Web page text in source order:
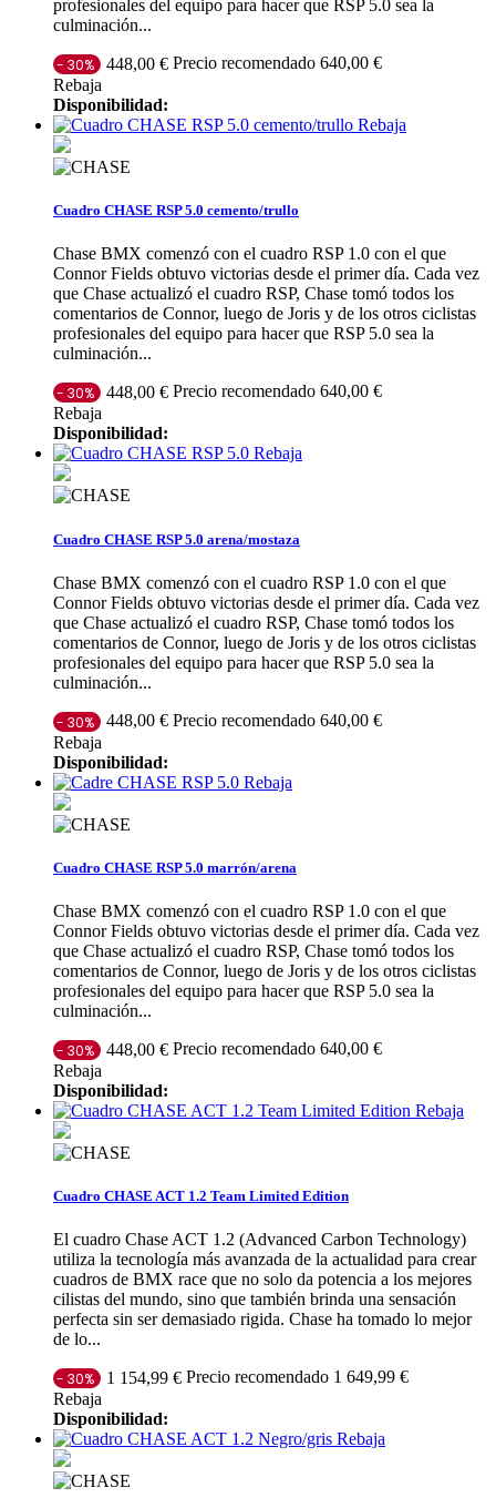
profesionales del equipo para hacer que RSP 5.0 sea la
culminación...
- 30% 448,00 € Precio recomendado 640,00 €
Rebaja
Disponibilidad:
Rebaja
Cuadro CHASE RSP 5.0 cemento/trullo
Chase BMX comenzó con el cuadro RSP 1.0 con el que
Connor Fields obtuvo victorias desde el primer día. Cada vez
que Chase actualizó el cuadro RSP, Chase tomó todos los
comentarios de Connor, luego de Joris y de los otros ciclistas
profesionales del equipo para hacer que RSP 5.0 sea la
culminación...
- 30% 448,00 € Precio recomendado 640,00 €
Rebaja
Disponibilidad:
Rebaja
Cuadro CHASE RSP 5.0 arena/mostaza
Chase BMX comenzó con el cuadro RSP 1.0 con el que
Connor Fields obtuvo victorias desde el primer día. Cada vez
que Chase actualizó el cuadro RSP, Chase tomó todos los
comentarios de Connor, luego de Joris y de los otros ciclistas
profesionales del equipo para hacer que RSP 5.0 sea la
culminación...
- 30% 448,00 € Precio recomendado 640,00 €
Rebaja
Disponibilidad:
Rebaja
Cuadro CHASE RSP 5.0 marrón/arena
Chase BMX comenzó con el cuadro RSP 1.0 con el que
Connor Fields obtuvo victorias desde el primer día. Cada vez
que Chase actualizó el cuadro RSP, Chase tomó todos los
comentarios de Connor, luego de Joris y de los otros ciclistas
profesionales del equipo para hacer que RSP 5.0 sea la
culminación...
- 30% 448,00 € Precio recomendado 640,00 €
Rebaja
Disponibilidad:
Rebaja
Cuadro CHASE ACT 1.2 Team Limited Edition
El cuadro Chase ACT 1.2 (Advanced Carbon Technology)
utiliza la tecnología más avanzada de la actualidad para crear
cuadros de BMX race que no solo da potencia a los mejores
cilistas del mundo, sino que también brinda una sensación
perfecta sin ser demasiado rigida. Chase ha tomado lo mejor
de lo...
- 30% 1 154,99 € Precio recomendado 1 649,99 €
Rebaja
Disponibilidad:
Rebaja